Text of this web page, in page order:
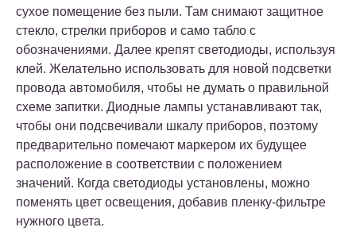
сухое помещение без пыли. Там снимают защитное
стекло, стрелки приборов и само табло с
обозначениями. Далее крепят светодиоды, используя
клей. Желательно использовать для новой подсветки
провода автомобиля, чтобы не думать о правильной
схеме запитки. Диодные лампы устанавливают так,
чтобы они подсвечивали шкалу приборов, поэтому
предварительно помечают маркером их будущее
расположение в соответствии с положением
значений. Когда светодиоды установлены, можно
поменять цвет освещения, добавив пленку-фильтре
нужного цвета.